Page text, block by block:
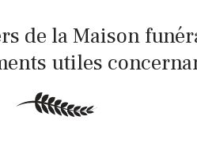
de la Maison
utiles